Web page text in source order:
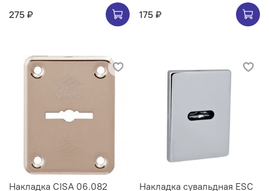
275 ₽
175 ₽
Накладка CISA 06.082
Накладка сувальдная ESC